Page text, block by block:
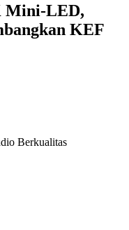
Mini-LED,
KEF
Berkualitas